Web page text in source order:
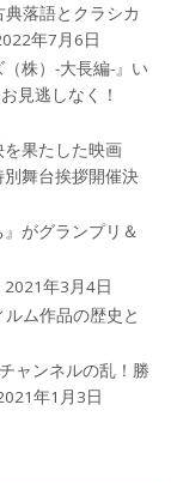
落語とクラシカ
年7月6日
株）-大長編-』い
見逃しなく！
果たした映画
別舞台挨拶開催決
がグランプリ＆
2021年3月4日
ム作品の歴史と
ャンネルの乱！勝
年1月3日